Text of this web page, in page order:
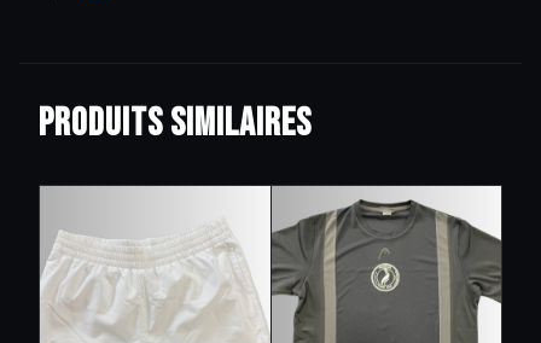
Produits similaires